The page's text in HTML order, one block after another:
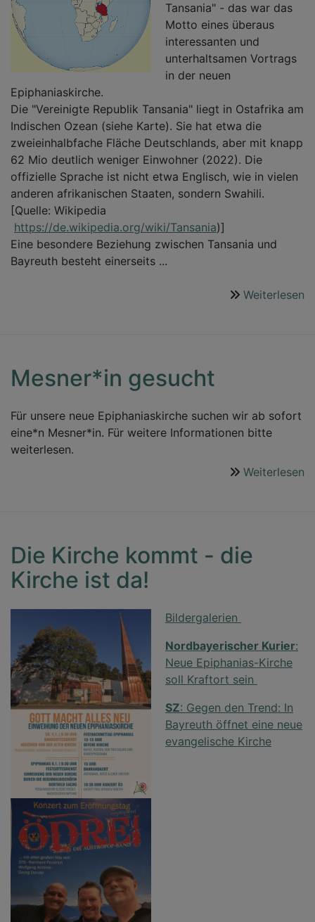
Tansania" - das war das
Motto eines überaus
interessanten und
unterhaltsamen Vortrags
in der neuen
Epiphaniaskirche.
Die "Vereinigte Republik Tansania" liegt in Ostafrika am
Indischen Ozean (siehe Karte). Sie hat etwa die
zweieinhalbfache Fläche Deutschlands, aber mit knapp
62 Mio deutlich weniger Einwohner (2022). Die
offizielle Sprache ist nicht etwa Englisch, wie in vielen
anderen afrikanischen Staaten, sondern Swahili.
[Quelle: Wikipedia
https://de.wikipedia.org/wiki/Tansania)]
Eine besondere Beziehung zwischen Tansania und
Bayreuth besteht einerseits ...
Weiterlesen
Mesner*in gesucht
Für unsere neue Epiphaniaskirche suchen wir ab sofort
eine*n Mesner*in. Für weitere Informationen bitte
weiterlesen.
Weiterlesen
Die Kirche kommt - die
Kirche ist da!
Bildergalerien
Nordbayerischer Kurier:
Neue Epiphanias-Kirche
soll Kraftort sein
SZ: Gegen den Trend: In
Bayreuth öffnet eine neue
evangelische Kirche